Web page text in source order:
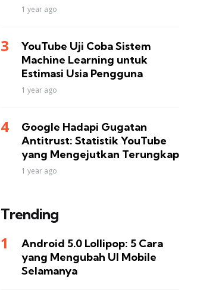
1 year ago
YouTube Uji Coba Sistem
Machine Learning untuk
Estimasi Usia Pengguna
1 year ago
Google Hadapi Gugatan
Antitrust: Statistik YouTube
yang Mengejutkan Terungkap
1 year ago
Trending
Android 5.0 Lollipop: 5 Cara
yang Mengubah UI Mobile
Selamanya